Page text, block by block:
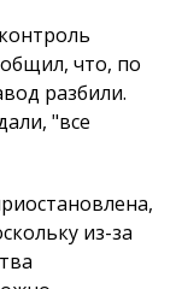
что, по
разбили.
"все
из-за